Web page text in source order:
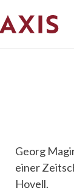
Georg
einer
Hovell.